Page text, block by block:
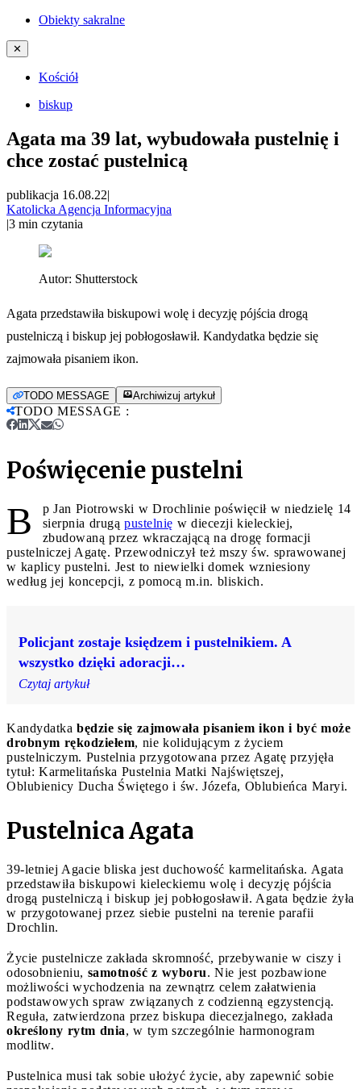
Obiekty sakralne
✕
Kościół
biskup
Agata ma 39 lat, wybudowała pustelnię i
chce zostać pustelnicą
publikacja 16.08.22|
Katolicka Agencja Informacyjna
|3 min czytania
Autor: Shutterstock
Agata przedstawiła biskupowi wolę i decyzję pójścia drogą
pustelniczą i biskup jej pobłogosławił. Kandydatka będzie się
zajmowała pisaniem ikon.
TODO MESSAGE Archiwizuj artykuł
TODO MESSAGE :
Poświęcenie pustelni
B
p Jan Piotrowski w Drochlinie poświęcił w niedzielę 14
sierpnia drugą pustelnię w diecezji kieleckiej,
zbudowaną przez wkraczającą na drogę formacji
pustelniczej Agatę. Przewodniczył też mszy św. sprawowanej
w kaplicy pustelni. Jest to niewielki domek wzniesiony
według jej koncepcji, z pomocą m.in. bliskich.
Policjant zostaje księdzem i pustelnikiem. A
wszystko dzięki adoracji…
Czytaj artykuł
Kandydatka będzie się zajmowała pisaniem ikon i być może
drobnym rękodziełem, nie kolidującym z życiem
pustelniczym. Pustelnia przygotowana przez Agatę przyjęła
tytuł: Karmelitańska Pustelnia Matki Najświętszej,
Oblubienicy Ducha Świętego i św. Józefa, Oblubieńca Maryi.
Pustelnica Agata
39-letniej Agacie bliska jest duchowość karmelitańska. Agata
przedstawiła biskupowi kieleckiemu wolę i decyzję pójścia
drogą pustelniczą i biskup jej pobłogosławił. Agata będzie żyła
w przygotowanej przez siebie pustelni na terenie parafii
Drochlin.
Życie pustelnicze zakłada skromność, przebywanie w ciszy i
odosobnieniu, samotność z wyboru. Nie jest pozbawione
możliwości wychodzenia na zewnątrz celem załatwienia
podstawowych spraw związanych z codzienną egzystencją.
Reguła, zatwierdzona przez biskupa diecezjalnego, zakłada
określony rytm dnia, w tym szczególnie harmonogram
modlitw.
Pustelnica musi tak sobie ułożyć życie, aby zapewnić sobie